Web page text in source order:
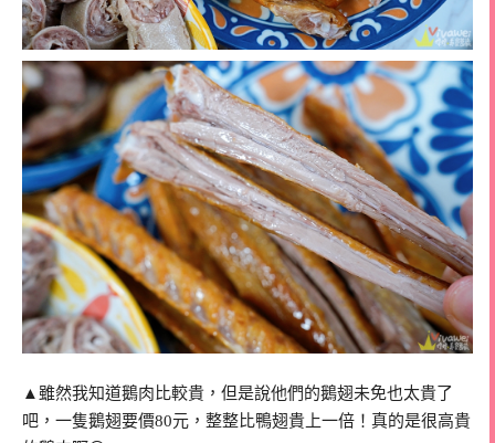
▲雖然我知道鵝肉比較貴，但是說他們的鵝翅未免也太貴了
吧，一隻鵝翅要價80元，整整比鴨翅貴上一倍！真的是很高貴